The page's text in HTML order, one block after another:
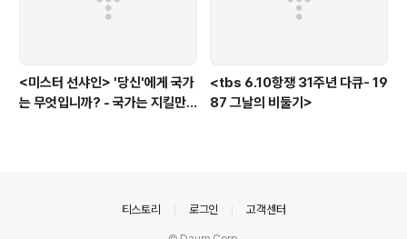
<미스터 선샤인> '당신'에게 국가
는 무엇입니까? - 국가는 지킬만
<tbs 6.10항쟁 31주년 다큐- 19
87 그날의 비둘기>
티스토리 로그인 고객센터